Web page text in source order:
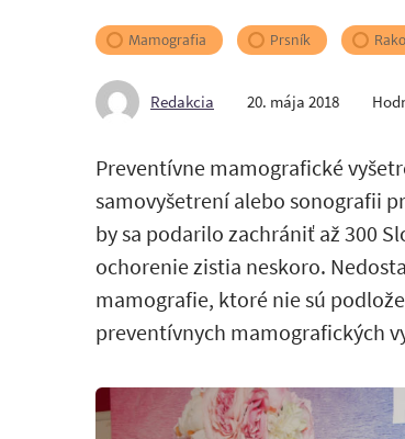
Mamografia Prsník
Redakcia 20. mája 2018
Preventívne mamografické
samovyšetrení alebo sonografii
by sa podarilo zachrániť až 300
ochorenie zistia neskoro.
mamografie, ktoré nie sú
preventívnych mamografických